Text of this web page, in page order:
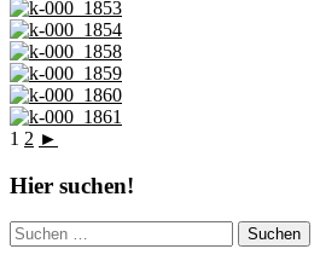
1 2 ►
Hier suchen!
Suchen
nach: